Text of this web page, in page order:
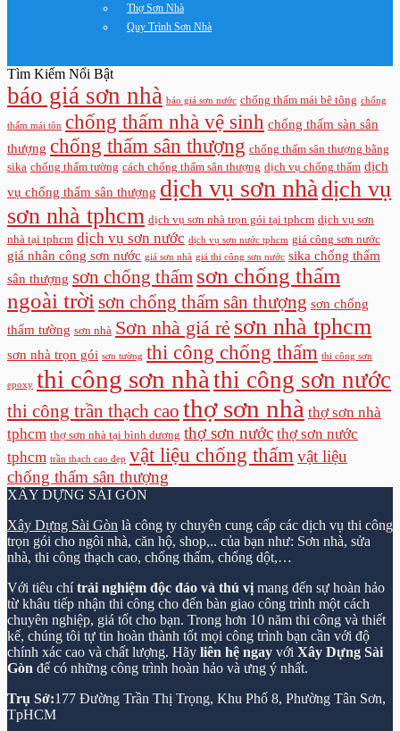
Thợ Sơn Nhà
Quy Trình Sơn Nhà
Tìm Kiếm Nổi Bật
báo giá sơn nhà báo giá sơn nước chống thấm mái bê tông chống
thấm mái tôn chống thấm nhà vệ sinh chống thấm sàn sân
thượng chống thấm sân thượng chống thấm sân thượng bằng
sika chống thấm tường cách chống thấm sân thượng dịch vụ chống thấm dịch
vụ chống thấm sân thượng dịch vụ sơn nhà dịch vụ
sơn nhà tphcm dịch vụ sơn nhà trọn gói tại tphcm dịch vụ sơn
nhà tại tphcm dịch vụ sơn nước dịch vụ sơn nước tphcm giá công sơn nước
giá nhân công sơn nước giá sơn nhà giá thi công sơn nước sika chống thấm
sân thượng sơn chống thấm sơn chống thấm
ngoài trời sơn chống thấm sân thượng sơn chống
thấm tường sơn nhà Sơn nhà giá rẻ sơn nhà tphcm
sơn nhà trọn gói sơn tường thi công chống thấm thi công sơn
epoxy thi công sơn nhà thi công sơn nước
thi công trần thạch cao thợ sơn nhà thợ sơn nhà
tphcm thợ sơn nhà tại bình dương thợ sơn nước thợ sơn nước
tphcm trần thạch cao đẹp vật liệu chống thấm vật liệu
chống thấm sân thượng
XÂY DỰNG SÀI GÒN
Xây Dựng Sài Gòn là công ty chuyên cung cấp các dịch vụ thi công
trọn gói cho ngôi nhà, căn hộ, shop,.. của bạn như: Sơn nhà, sửa
nhà, thi công thạch cao, chống thấm, chống dột,…
Với tiêu chítrải nghiệm độc đáo và thú vị mang đến sự hoàn hảo
từ khâu tiếp nhận thi công cho đến bàn giao công trình một cách
chuyên nghiệp, giá tốt cho bạn. Trong hơn 10 năm thi công và thiết
kế, chúng tôi tự tin hoàn thành tốt mọi công trình bạn cần với độ
chính xác cao và chất lượng. Hãy liên hệ ngay với Xây Dựng Sài
Gòn để có những công trình hoàn hảo và ưng ý nhất.
Trụ Sở:177 Đường Trần Thị Trọng, Khu Phố 8, Phường Tân Sơn,
TpHCM